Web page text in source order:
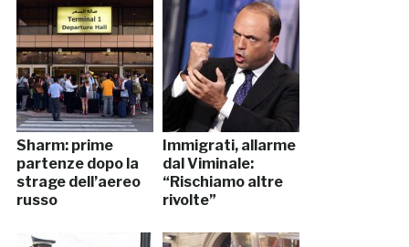
Sharm: prime
partenze dopo la
strage dell’aereo
russo
Immigrati, allarme
dal Viminale:
“Rischiamo altre
rivolte”